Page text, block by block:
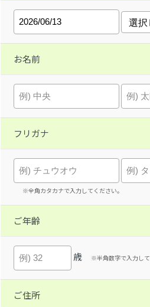
お名前
フリガナ
※全角カタカナで入力してください。
ご年齢
歳 ※半角数字で入力して
ご住所